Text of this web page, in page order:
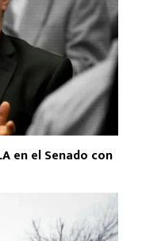
en el Senado con